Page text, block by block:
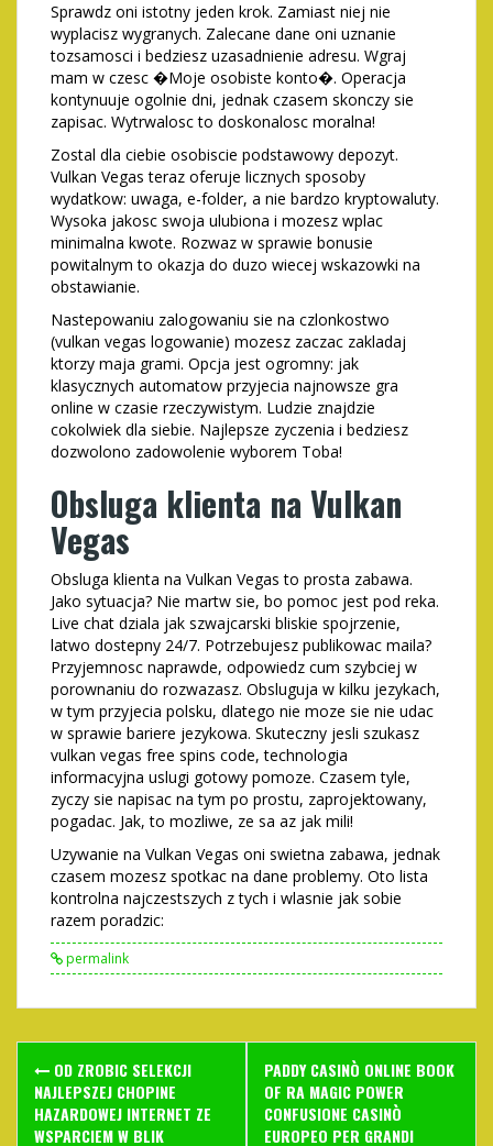
Sprawdz oni istotny jeden krok. Zamiast niej nie
wyplacisz wygranych. Zalecane dane oni uznanie
tozsamosci i bedziesz uzasadnienie adresu. Wgraj
mam w czesc �Moje osobiste konto�. Operacja
kontynuuje ogolnie dni, jednak czasem skonczy sie
zapisac. Wytrwalosc to doskonalosc moralna!
Zostal dla ciebie osobiscie podstawowy depozyt.
Vulkan Vegas teraz oferuje licznych sposoby
wydatkow: uwaga, e-folder, a nie bardzo kryptowaluty.
Wysoka jakosc swoja ulubiona i mozesz wplac
minimalna kwote. Rozwaz w sprawie bonusie
powitalnym to okazja do duzo wiecej wskazowki na
obstawianie.
Nastepowaniu zalogowaniu sie na czlonkostwo
(vulkan vegas logowanie) mozesz zaczac zakladaj
ktorzy maja grami. Opcja jest ogromny: jak
klasycznych automatow przyjecia najnowsze gra
online w czasie rzeczywistym. Ludzie znajdzie
cokolwiek dla siebie. Najlepsze zyczenia i bedziesz
dozwolono zadowolenie wyborem Toba!
Obsluga klienta na Vulkan
Vegas
Obsluga klienta na Vulkan Vegas to prosta zabawa.
Jako sytuacja? Nie martw sie, bo pomoc jest pod reka.
Live chat dziala jak szwajcarski bliskie spojrzenie,
latwo dostepny 24/7. Potrzebujesz publikowac maila?
Przyjemnosc naprawde, odpowiedz cum szybciej w
porownaniu do rozwazasz. Obsluguja w kilku jezykach,
w tym przyjecia polsku, dlatego nie moze sie nie udac
w sprawie bariere jezykowa. Skuteczny jesli szukasz
vulkan vegas free spins code, technologia
informacyjna uslugi gotowy pomoze. Czasem tyle,
zyczy sie napisac na tym po prostu, zaprojektowany,
pogadac. Jak, to mozliwe, ze sa az jak mili!
Uzywanie na Vulkan Vegas oni swietna zabawa, jednak
czasem mozesz spotkac na dane problemy. Oto lista
kontrolna najczestszych z tych i wlasnie jak sobie
razem poradzic:
permalink
Post
navigation
OD ZROBIC SELEKCJI
NAJLEPSZEJ CHOPINE
HAZARDOWEJ INTERNET ZE
WSPARCIEM W BLIK
PADDY CASINÒ ONLINE BOOK
OF RA MAGIC POWER
CONFUSIONE CASINÒ
EUROPEO PER GRANDI